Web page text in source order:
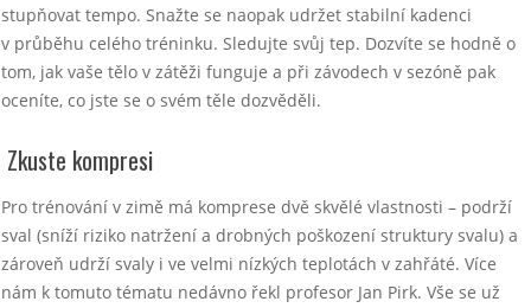
stupňovat tempo. Snažte se naopak udržet stabilní kadenci
v průběhu celého tréninku. Sledujte svůj tep. Dozvíte se hodně o
tom, jak vaše tělo v zátěži funguje a při závodech v sezóně pak
oceníte, co jste se o svém těle dozvěděli.
Zkuste kompresi
Pro trénování v zimě má komprese dvě skvělé vlastnosti – podrží
sval (sníží riziko natržení a drobných poškození struktury svalu) a
zároveň udrží svaly i ve velmi nízkých teplotách v zahřáté. Více
nám k tomuto tématu nedávno řekl profesor Jan Pirk. Vše se už